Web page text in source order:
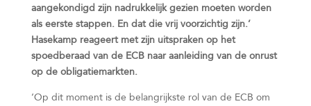
aangekondigd zijn nadrukkelijk gezien moeten worden
als eerste stappen. En dat die vrij voorzichtig zijn.’
Hasekamp reageert met zijn uitspraken op het
spoedberaad van de ECB naar aanleiding van de onrust
op de obligatiemarkten.
‘Op dit moment is de belangrijkste rol van de ECB om